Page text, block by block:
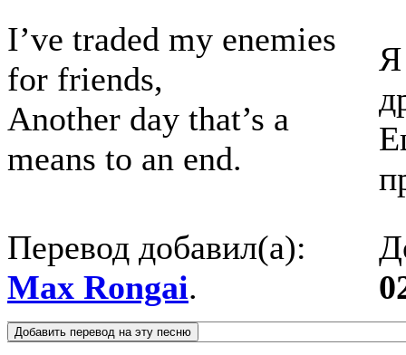
I’ve traded my enemies
for friends,
Another day that’s a
means to an end.
Я
Перевод добавил(а):
Max Rongai.